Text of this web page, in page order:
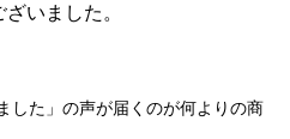
いました。
した」の声が届くのが何よりの商